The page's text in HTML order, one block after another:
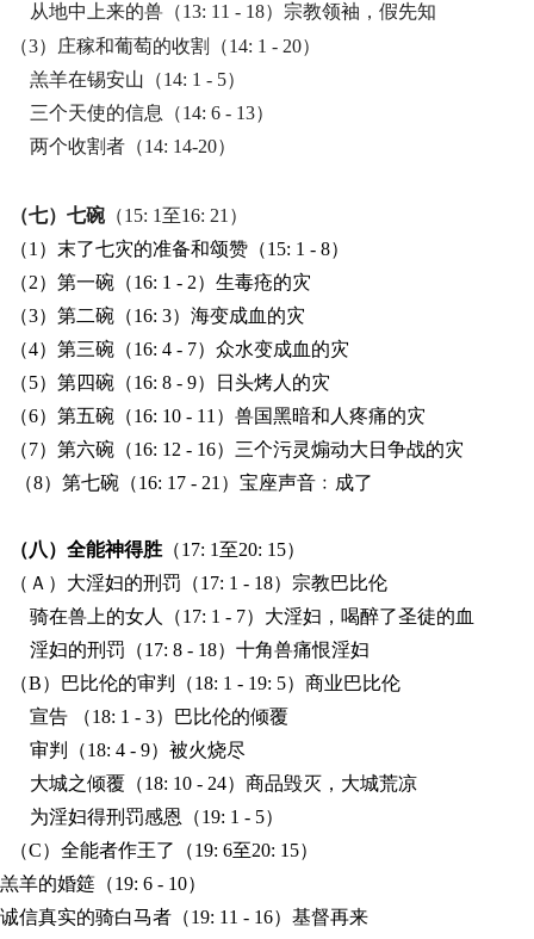
从地中上来的兽（13: 11 - 18）宗教领袖，假先知
（3） 庄稼和葡萄的收割（14: 1 - 20）
羔羊在锡安山（14: 1 - 5）
三个天使的信息（14: 6 - 13）
两个收割者（14: 14-20）
（七）七碗（15: 1至16: 21 ）
（1）末了七灾的准备和颂赞（15: 1 - 8）
（2）第一碗（16: 1 - 2）生毒疮的灾
（3）第二碗（16: 3）海变成血的灾
（4）第三碗（16: 4 - 7）众水变成血的灾
（5）第四碗（16: 8 - 9）日头烤人的灾
（6）第五碗（16: 10 - 11）兽国黑暗和人疼痛的灾
（7）第六碗（16: 12 - 16）三个污灵煽动大日争战的灾
（8）第七碗（16: 17 - 21）宝座声音﹕成了
（八）全能神得胜 （17: 1至20: 15）
（Ａ）大淫妇的刑罚（17: 1 - 18）宗教巴比伦
骑在兽上的女人（17: 1 - 7）大淫妇，喝醉了圣徒的血
淫妇的刑罚（17: 8 - 18）十角兽痛恨淫妇
（B）巴比伦的审判（18: 1 - 19: 5）商业巴比伦
宣告 （18: 1 - 3）巴比伦的倾覆
审判（18: 4 - 9） 被火烧尽
大城之倾覆（18: 10 - 24）商品毁灭，大城荒凉
为淫妇得刑罚感恩（19: 1 - 5）
（C）全能者作王了（19: 6至20: 15）
羔羊的婚筵（19: 6 - 10）
诚信真实的骑白马者（19: 11 - 16）基督再来